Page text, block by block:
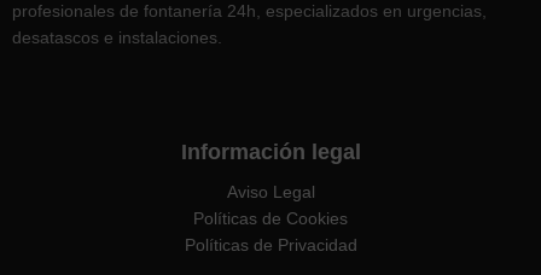
profesionales de fontanería 24h, especializados en urgencias,
desatascos e instalaciones.
Información legal
Aviso Legal
Políticas de Cookies
Políticas de Privacidad